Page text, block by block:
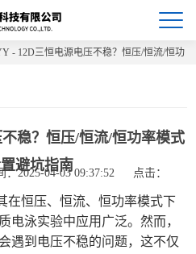
- 12D三恒电源电压不稳？恒压/恒流/恒功
稳？恒压/恒流/恒功率模式
避坑指南
：2025-04-03 09:37:52 点击：
恒压、恒流、恒功率模式下
电泳实验中应用广泛。然而，
遇到电压不稳的问题，这不仅